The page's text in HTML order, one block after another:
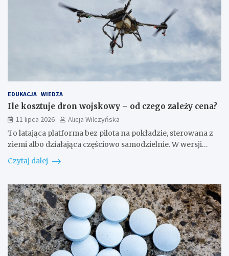
EDUKACJA WIEDZA
Ile kosztuje dron wojskowy – od czego zależy cena?
11 lipca 2026
Alicja Wilczyńska
To latająca platforma bez pilota na pokładzie, sterowana z
ziemi albo działająca częściowo samodzielnie. W wersji…
Czytaj dalej